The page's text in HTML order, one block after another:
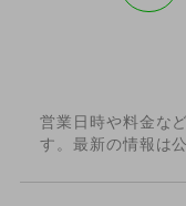
営業日時や料金な
す。最新の情報は